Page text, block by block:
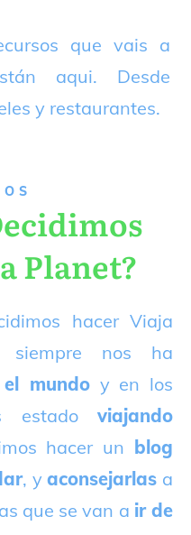
que vais a
aqui. Desde
y restaurantes.
Planet?
hacer Viaja
nos ha
mundoy en los
estado viajando
hacer un blog
, yaconsejarlas a
que se van a ir de